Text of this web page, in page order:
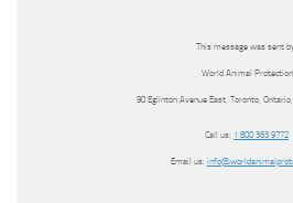
This message was sent
World Animal Protection
90 Eglinton Avenue East, Toronto,
Call us: 1 800 363 9772
Email us: